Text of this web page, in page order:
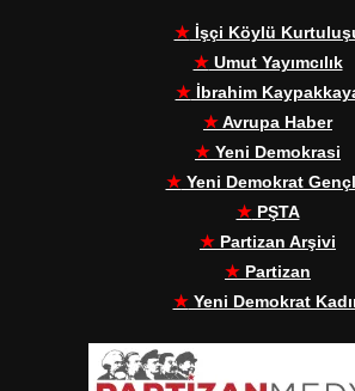
★İşçi Köylü
★Umut Yayımcılık
★İbrahim
★Avrupa Haber
★ Yeni Demokrasi
★Yeni Demokrat
★PŞTA
★ Partizan Arşivi
★ Partizan
★Yeni Demokrat